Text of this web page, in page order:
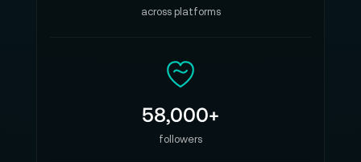
across platforms
58,000+
followers